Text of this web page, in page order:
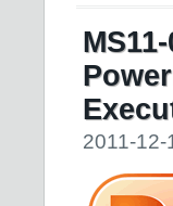
2011-12-